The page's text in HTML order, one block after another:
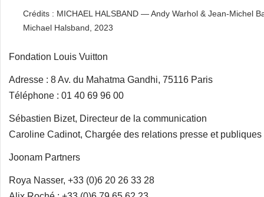
Crédits : MICHAEL HALSBAND — Andy Warhol & Jean-Michel
Michael Halsband, 2023
Fondation Louis Vuitton
Adresse : 8 Av. du Mahatma Gandhi, 75116 Paris
Téléphone : 01 40 69 96 00
Sébastien Bizet, Directeur de la communication
Caroline Cadinot, Chargée des relations presse et publiques
Joonam Partners
Roya Nasser, +33 (0)6 20 26 33 28